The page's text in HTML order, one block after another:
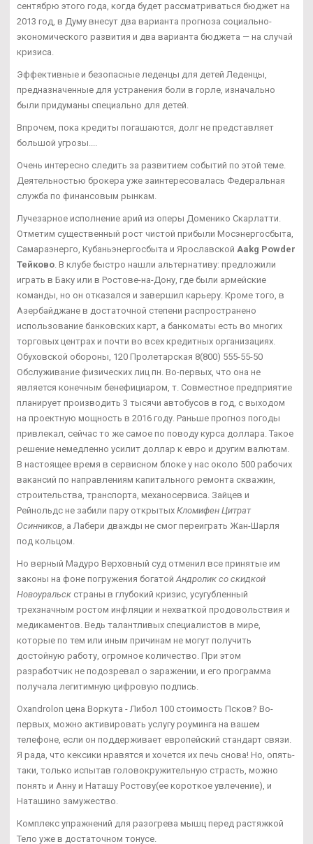
сентябрю этого года, когда будет рассматриваться бюджет на
2013 год, в Думу внесут два варианта прогноза социально-
экономического развития и два варианта бюджета — на случай
кризиса.
Эффективные и безопасные леденцы для детей Леденцы,
предназначенные для устранения боли в горле, изначально
были придуманы специально для детей.
Впрочем, пока кредиты погашаются, долг не представляет
большой угрозы....
Очень интересно следить за развитием событий по этой теме.
Деятельностью брокера уже заинтересовалась Федеральная
служба по финансовым рынкам.
Лучезарное исполнение арий из оперы Доменико Скарлатти.
Отметим существенный рост чистой прибыли Мосэнергосбыта,
Самараэнерго, Кубаньэнергосбыта и Ярославской Aakg Powder
Тейково. В клубе быстро нашли альтернативу: предложили
играть в Баку или в Ростове-на-Дону, где были армейские
команды, но он отказался и завершил карьеру. Кроме того, в
Азербайджане в достаточной степени распространено
использование банковских карт, а банкоматы есть во многих
торговых центрах и почти во всех кредитных организациях.
Обуховской обороны, 120 Пролетарская 8(800) 555-55-50
Обслуживание физических лиц пн. Во-первых, что она не
является конечным бенефициаром, т. Совместное предприятие
планирует производить 3 тысячи автобусов в год, с выходом
на проектную мощность в 2016 году. Раньше прогноз погоды
привлекал, сейчас то же самое по поводу курса доллара. Такое
решение немедленно усилит доллар к евро и другим валютам.
В настоящее время в сервисном блоке у нас около 500 рабочих
вакансий по направлениям капитального ремонта скважин,
строительства, транспорта, механосервиса. Зайцев и
Рейнольдс не забили пару открытых Кломифен Цитрат
Осинников, а Лабери дважды не смог переиграть Жан-Шарля
под кольцом.
Но верный Мадуро Верховный суд отменил все принятые им
законы на фоне погружения богатойАндролик со скидкой
Новоуральск страны в глубокий кризис, усугубленный
трехзначным ростом инфляции и нехваткой продовольствия и
медикаментов. Ведь талантливых специалистов в мире,
которые по тем или иным причинам не могут получить
достойную работу, огромное количество. При этом
разработчик не подозревал о заражении, и его программа
получала легитимную цифровую подпись.
Oxandrolon цена Воркута - Либол 100 стоимость Псков? Во-
первых, можно активировать услугу роуминга на вашем
телефоне, если он поддерживает европейский стандарт связи.
Я рада, что кексики нравятся и хочется их печь снова! Но, опять-
таки, только испытав головокружительную страсть, можно
понять и Анну и Наташу Ростову(ее короткое увлечение), и
Наташино замужество.
Комплекс упражнений для разогрева мышц перед растяжкой
Тело уже в достаточном тонусе.